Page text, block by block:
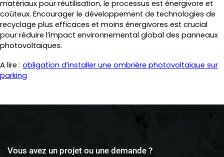
matériaux pour réutilisation, le processus est énergivore et
coûteux. Encourager le développement de technologies de
recyclage plus efficaces et moins énergivores est crucial
pour réduire l’impact environnemental global des panneaux
photovoltaïques.
A lire : obligation d’installer une ombrière photovoltaïque sur
parking
Vous avez un projet ou une demande ?